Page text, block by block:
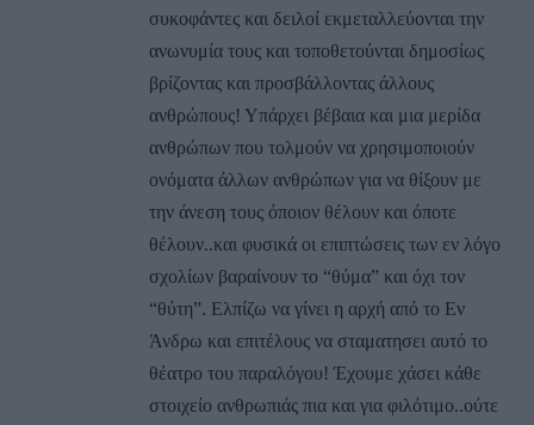
συκοφάντες και δειλοί εκμεταλλεύονται την
ανωνυμία τους και τοποθετούνται δημοσίως
βρίζοντας και προσβάλλοντας άλλους
ανθρώπους! Υπάρχει βέβαια και μια μερίδα
ανθρώπων που τολμούν να χρησιμοποιούν
ονόματα άλλων ανθρώπων για να θίξουν με
την άνεση τους όποιον θέλουν και όποτε
θέλουν..και φυσικά οι επιπτώσεις των εν λόγο
σχολίων βαραίνουν το “θύμα” και όχι τον
“θύτη”. Ελπίζω να γίνει η αρχή από το Εν
Άνδρω και επιτέλους να σταματησει αυτό το
θέατρο του παραλόγου! Έχουμε χάσει κάθε
στοιχείο ανθρωπιάς πια και για φιλότιμο..ούτε